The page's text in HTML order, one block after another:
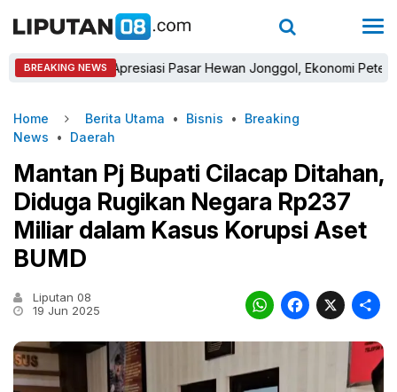
BREAKING NEWS
Winara Apresiasi Pasar Hewan Jonggol, Ekonomi Peternak
Home Berita Utama • Bisnis • Breaking
News • Daerah
Mantan Pj Bupati Cilacap Ditahan,
Diduga Rugikan Negara Rp237
Miliar dalam Kasus Korupsi Aset
BUMD
Liputan 08
19 Jun 2025
X